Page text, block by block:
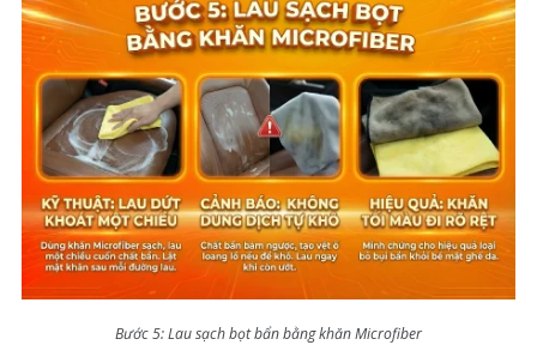
Bước 5: Lau sạch bọt bẩn bằng khăn Microfiber